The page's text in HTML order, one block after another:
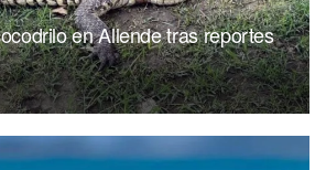
en Allende tras reportes